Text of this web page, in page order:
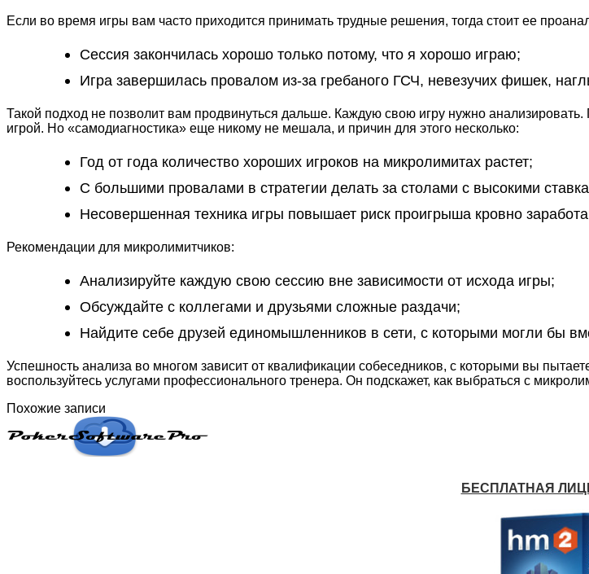
Если во время игры вам часто приходится принимать трудные решения, тогда стоит ее
Сессия закончилась хорошо только потому, что я хорошо играю;
Игра завершилась провалом из-за гребаного ГСЧ, невезучих фишек,
Такой подход не позволит вам продвинуться дальше. Каждую свою игру нужно
игрой. Но «самодиагностика» еще никому не мешала, и причин для этого несколько:
Год от года количество хороших игроков на микролимитах растет;
С большими провалами в стратегии делать за столами с высокими
Несовершенная техника игры повышает риск проигрыша кровно
Рекомендации для микролимитчиков:
Анализируйте каждую свою сессию вне зависимости от исхода игры;
Обсуждайте с коллегами и друзьями сложные раздачи;
Найдите себе друзей единомышленников в сети, с которыми могли бы
Успешность анализа во многом зависит от квалификации собеседников, с которыми вы
воспользуйтесь услугами профессионального тренера. Он подскажет, как выбраться с
Похожие записи
БЕСПЛАТНАЯ